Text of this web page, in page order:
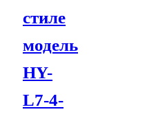
стиле
модель
HY-
L7-4-